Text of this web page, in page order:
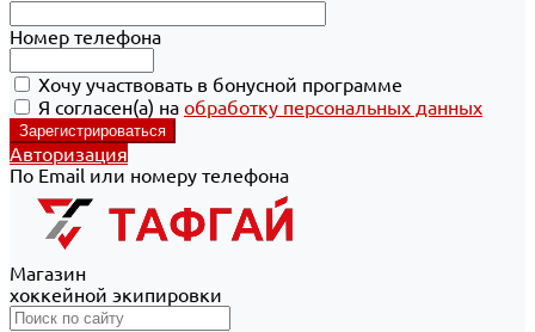
Номер телефона
Хочу участвовать в бонусной программе
Я согласен(а) на обработку персональных данных
Авторизация
По Email или номеру телефона
Магазин
хоккейной экипировки